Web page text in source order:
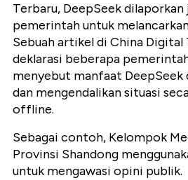
Terbaru, DeepSeek dilaporkan
pemerintah untuk
Sebuah artikel di China Digital
deklarasi beberapa
menyebut manfaat
dan mengendalikan situasi
offline.
Sebagai contoh, Kelompok
Provinsi Shandong
untuk mengawasi opini publik.